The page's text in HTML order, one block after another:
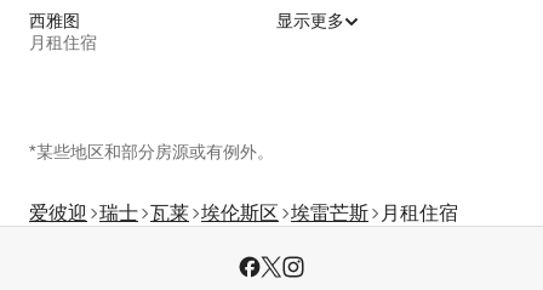
西雅图
月租住宿
显示更多
*某些地区和部分房源或有例外。
爱彼迎 瑞士 瓦莱 埃伦斯区 埃雷芒斯 月租住宿